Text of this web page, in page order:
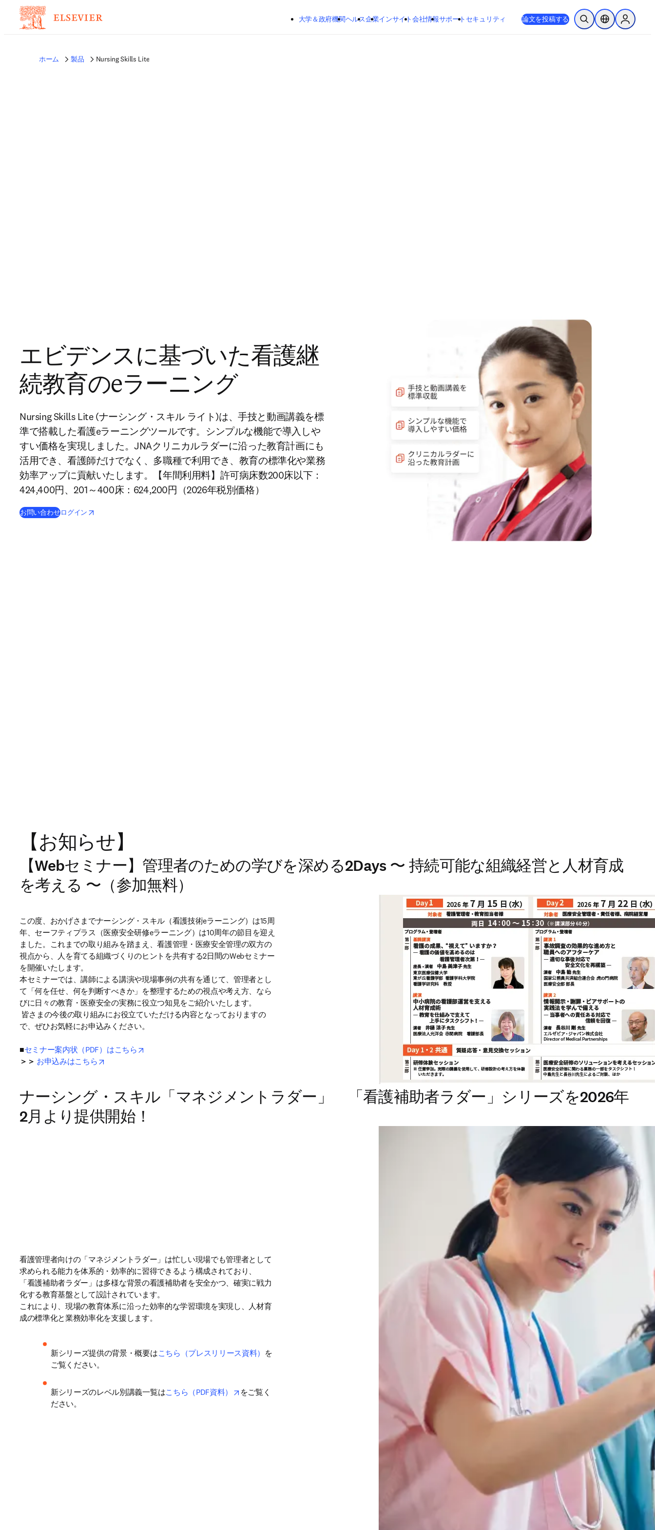
メインのコンテンツにスキップする
大学＆政府機関ヘルス企業インサイト会社情報サポート 新しいタブ／ウィンドウで開く
opens in new tab/window
セキュリティ 論文を投稿する 検索を開くロケーションセ
Sign in to
ホーム 製品 Nursing Skills Lite
エビデンスに基づいた看護継
続教育のeラーニング
Nursing Skills Lite (ナーシング・スキル ライト)は、手技と動画講義を標
準で搭載した看護eラーニングツールです。シンプルな機能で導入しや
すい価格を実現しました。JNAクリニカルラダーに沿った教育計画にも
活用でき、看護師だけでなく、多職種で利用でき、教育の標準化や業務
効率アップに貢献いたします。【年間利用料】許可病床数200床以下：
424,400円、201～400床：624,200円（2026年税別価格）
お問い合わせ(新しいタブ／ウィンドウで開く
ログイン 新しいタブ／ウィンドウで開く
opens in new tab/window
【お知らせ】
【Webセミナー】管理者のための学びを深める2Days 〜 持続可能な組織経営と人材育成
を考える 〜（参加無料）
この度、おかげさまでナーシング・スキル（看護技術eラーニング）は15周
年、セーフティプラス（医療安全研修eラーニング）は10周年の節目を迎え
ました。これまでの取り組みを踏まえ、看護管理・医療安全管理の双方の
視点から、人を育てる組織づくりのヒントを共有する2日間のWebセミナー
を開催いたします。
本セミナーでは、講師による講演や現場事例の共有を通じて、管理者とし
て「何を任せ、何を判断すべきか」を整理するための視点や考え方、なら
びに日々の教育・医療安全の実務に役立つ知見をご紹介いたします。
で、ぜひお気軽にお申込みください。
■セミナー案内状（PDF）はこちら
＞＞ お申込みはこちら
ナーシング・スキル「マネジメントラダー」 「看護補助者ラダー」シリーズを2026年
2月より提供開始！
看護管理者向けの「マネジメントラダー」は忙しい現場でも管理者として
求められる能力を体系的・効率的に習得できるよう構成されており、
「看護補助者ラダー」は多様な背景の看護補助者を安全かつ、確実に戦力
化する教育基盤として設計されています。
これにより、現場の教育体系に沿った効率的な学習環境を実現し、人材育
成の標準化と業務効率化を支援します。
新シリーズ提供の背景・概要はこちら（プレスリリース資料） を
ご覧ください。
新シリーズのレベル別講義一覧はこちら（PDF資料） opens in new tab/window
をご覧く
ださい。